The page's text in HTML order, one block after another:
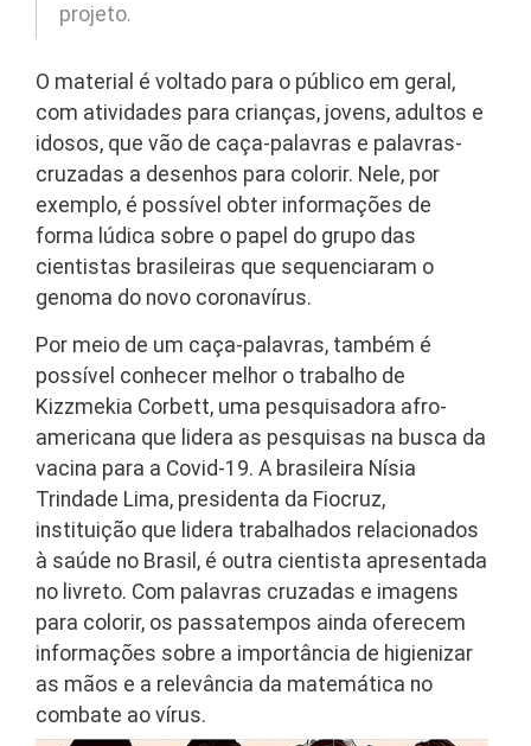
projeto.
O material é voltado para o público em geral,
com atividades para crianças, jovens, adultos e
idosos, que vão de caça-palavras e palavras-
cruzadas a desenhos para colorir. Nele, por
exemplo, é possível obter informações de
forma lúdica sobre o papel do grupo das
cientistas brasileiras que sequenciaram o
genoma do novo coronavírus.
Por meio de um caça-palavras, também é
possível conhecer melhor o trabalho de
Kizzmekia Corbett, uma pesquisadora afro-
americana que lidera as pesquisas na busca da
vacina para a Covid-19. A brasileira Nísia
Trindade Lima, presidenta da Fiocruz,
instituição que lidera trabalhados relacionados
à saúde no Brasil, é outra cientista apresentada
no livreto. Com palavras cruzadas e imagens
para colorir, os passatempos ainda oferecem
informações sobre a importância de higienizar
as mãos e a relevância da matemática no
combate ao vírus.